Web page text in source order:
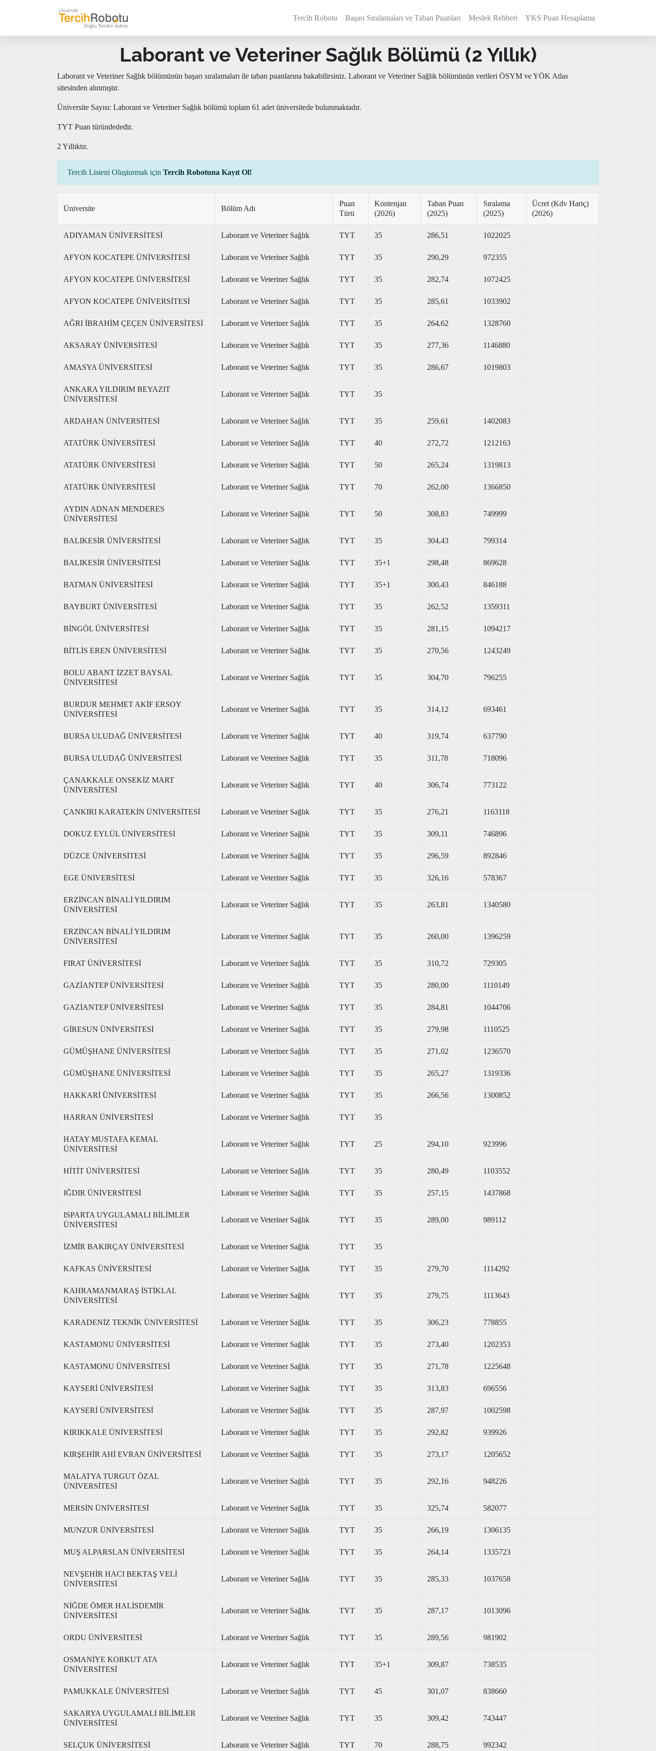
Tercih Robotu Başarı Sıralamaları ve Taban Puanları Meslek Rehberi YKS Puan Hesaplama
Laborant ve Veteriner Sağlık Bölümü (2 Yıllık)
Laborant ve Veteriner Sağlık bölümünün başarı sıralamaları ile taban puanlarına bakabilirsiniz. Laborant ve Veteriner Sağlık bölümünün verileri ÖSYM ve YÖK Atlas
sitesinden alınmıştır.
Üniversite Sayısı: Laborant ve Veteriner Sağlık bölümü toplam 61 adet üniversitede bulunmaktadır.
TYT Puan türündededir.
2 Yıllıktır.
Tercih Listeni Oluşturmak için Tercih Robotuna Kayıt Ol!
Üniversite Bölüm Adı
Puan
Türü
Kontenjan
(2026)
Taban Puan
(2025)
Sıralama
(2025)
Ücret (Kdv Hariç)
(2026)
ADIYAMAN ÜNİVERSİTESİ Laborant ve Veteriner Sağlık TYT 35 286,51 1022025
AFYON KOCATEPE ÜNİVERSİTESİ Laborant ve Veteriner Sağlık TYT 35 290,29 972355
AFYON KOCATEPE ÜNİVERSİTESİ Laborant ve Veteriner Sağlık TYT 35 282,74 1072425
AFYON KOCATEPE ÜNİVERSİTESİ Laborant ve Veteriner Sağlık TYT 35 285,61 1033902
AĞRI İBRAHİM ÇEÇEN ÜNİVERSİTESİ Laborant ve Veteriner Sağlık TYT 35 264,62 1328760
AKSARAY ÜNİVERSİTESİ Laborant ve Veteriner Sağlık TYT 35 277,36 1146880
AMASYA ÜNİVERSİTESİ Laborant ve Veteriner Sağlık TYT 35 286,67 1019803
ANKARA YILDIRIM BEYAZIT
ÜNİVERSİTESİ
Laborant ve Veteriner Sağlık TYT 35
ARDAHAN ÜNİVERSİTESİ Laborant ve Veteriner Sağlık TYT 35 259,61 1402083
ATATÜRK ÜNİVERSİTESİ Laborant ve Veteriner Sağlık TYT 40 272,72 1212163
ATATÜRK ÜNİVERSİTESİ Laborant ve Veteriner Sağlık TYT 50 265,24 1319813
ATATÜRK ÜNİVERSİTESİ Laborant ve Veteriner Sağlık TYT 70 262,00 1366850
AYDIN ADNAN MENDERES
ÜNİVERSİTESİ
Laborant ve Veteriner Sağlık TYT 50 308,83 749999
BALIKESİR ÜNİVERSİTESİ Laborant ve Veteriner Sağlık TYT 35 304,43 799314
BALIKESİR ÜNİVERSİTESİ Laborant ve Veteriner Sağlık TYT 35+1 298,48 869628
BATMAN ÜNİVERSİTESİ Laborant ve Veteriner Sağlık TYT 35+1 300,43 846188
BAYBURT ÜNİVERSİTESİ Laborant ve Veteriner Sağlık TYT 35 262,52 1359311
BİNGÖL ÜNİVERSİTESİ Laborant ve Veteriner Sağlık TYT 35 281,15 1094217
BİTLİS EREN ÜNİVERSİTESİ Laborant ve Veteriner Sağlık TYT 35 270,56 1243249
BOLU ABANT İZZET BAYSAL
ÜNİVERSİTESİ
Laborant ve Veteriner Sağlık TYT 35 304,70 796255
BURDUR MEHMET AKİF ERSOY
ÜNİVERSİTESİ
Laborant ve Veteriner Sağlık TYT 35 314,12 693461
BURSA ULUDAĞ ÜNİVERSİTESİ Laborant ve Veteriner Sağlık TYT 40 319,74 637790
BURSA ULUDAĞ ÜNİVERSİTESİ Laborant ve Veteriner Sağlık TYT 35 311,78 718096
ÇANAKKALE ONSEKİZ MART
ÜNİVERSİTESİ
Laborant ve Veteriner Sağlık TYT 40 306,74 773122
ÇANKIRI KARATEKİN ÜNİVERSİTESİ Laborant ve Veteriner Sağlık TYT 35 276,21 1163118
DOKUZ EYLÜL ÜNİVERSİTESİ Laborant ve Veteriner Sağlık TYT 35 309,11 746896
DÜZCE ÜNİVERSİTESİ Laborant ve Veteriner Sağlık TYT 35 296,59 892846
EGE ÜNİVERSİTESİ Laborant ve Veteriner Sağlık TYT 35 326,16 578367
ERZİNCAN BİNALİ YILDIRIM
ÜNİVERSİTESİ
Laborant ve Veteriner Sağlık TYT 35 263,81 1340580
ERZİNCAN BİNALİ YILDIRIM
ÜNİVERSİTESİ
Laborant ve Veteriner Sağlık TYT 35 260,00 1396259
FIRAT ÜNİVERSİTESİ Laborant ve Veteriner Sağlık TYT 35 310,72 729305
GAZİANTEP ÜNİVERSİTESİ Laborant ve Veteriner Sağlık TYT 35 280,00 1110149
GAZİANTEP ÜNİVERSİTESİ Laborant ve Veteriner Sağlık TYT 35 284,81 1044706
GİRESUN ÜNİVERSİTESİ Laborant ve Veteriner Sağlık TYT 35 279,98 1110525
GÜMÜŞHANE ÜNİVERSİTESİ Laborant ve Veteriner Sağlık TYT 35 271,02 1236570
GÜMÜŞHANE ÜNİVERSİTESİ Laborant ve Veteriner Sağlık TYT 35 265,27 1319336
HAKKARİ ÜNİVERSİTESİ Laborant ve Veteriner Sağlık TYT 35 266,56 1300852
HARRAN ÜNİVERSİTESİ Laborant ve Veteriner Sağlık TYT 35
HATAY MUSTAFA KEMAL
ÜNİVERSİTESİ
Laborant ve Veteriner Sağlık TYT 25 294,10 923996
HİTİT ÜNİVERSİTESİ Laborant ve Veteriner Sağlık TYT 35 280,49 1103552
IĞDIR ÜNİVERSİTESİ Laborant ve Veteriner Sağlık TYT 35 257,15 1437868
ISPARTA UYGULAMALI BİLİMLER
ÜNİVERSİTESİ
Laborant ve Veteriner Sağlık TYT 35 289,00 989112
İZMİR BAKIRÇAY ÜNİVERSİTESİ Laborant ve Veteriner Sağlık TYT 35
KAFKAS ÜNİVERSİTESİ Laborant ve Veteriner Sağlık TYT 35 279,70 1114292
KAHRAMANMARAŞ İSTİKLAL
ÜNİVERSİTESİ
Laborant ve Veteriner Sağlık TYT 35 279,75 1113643
KARADENİZ TEKNİK ÜNİVERSİTESİ Laborant ve Veteriner Sağlık TYT 35 306,23 778855
KASTAMONU ÜNİVERSİTESİ Laborant ve Veteriner Sağlık TYT 35 273,40 1202353
KASTAMONU ÜNİVERSİTESİ Laborant ve Veteriner Sağlık TYT 35 271,78 1225648
KAYSERİ ÜNİVERSİTESİ Laborant ve Veteriner Sağlık TYT 35 313,83 696556
KAYSERİ ÜNİVERSİTESİ Laborant ve Veteriner Sağlık TYT 35 287,97 1002598
KIRIKKALE ÜNİVERSİTESİ Laborant ve Veteriner Sağlık TYT 35 292,82 939926
KIRŞEHİR AHİ EVRAN ÜNİVERSİTESİ Laborant ve Veteriner Sağlık TYT 35 273,17 1205652
MALATYA TURGUT ÖZAL
ÜNİVERSİTESİ
Laborant ve Veteriner Sağlık TYT 35 292,16 948226
MERSİN ÜNİVERSİTESİ Laborant ve Veteriner Sağlık TYT 35 325,74 582077
MUNZUR ÜNİVERSİTESİ Laborant ve Veteriner Sağlık TYT 35 266,19 1306135
MUŞ ALPARSLAN ÜNİVERSİTESİ Laborant ve Veteriner Sağlık TYT 35 264,14 1335723
NEVŞEHİR HACI BEKTAŞ VELİ
ÜNİVERSİTESİ
Laborant ve Veteriner Sağlık TYT 35 285,33 1037658
NİĞDE ÖMER HALİSDEMİR
ÜNİVERSİTESİ
Laborant ve Veteriner Sağlık TYT 35 287,17 1013096
ORDU ÜNİVERSİTESİ Laborant ve Veteriner Sağlık TYT 35 289,56 981902
OSMANİYE KORKUT ATA
ÜNİVERSİTESİ
Laborant ve Veteriner Sağlık TYT 35+1 309,87 738535
PAMUKKALE ÜNİVERSİTESİ Laborant ve Veteriner Sağlık TYT 45 301,07 838660
SAKARYA UYGULAMALI BİLİMLER
ÜNİVERSİTESİ
Laborant ve Veteriner Sağlık TYT 35 309,42 743447
SELÇUK ÜNİVERSİTESİ Laborant ve Veteriner Sağlık TYT 70 288,75 992342